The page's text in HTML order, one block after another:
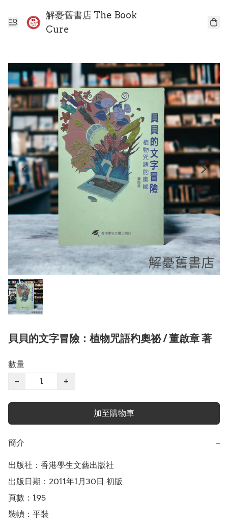
解憂舊書店 The Book
Cure
貝貝的文字冒險：植物咒語䄪奧祕 / 董啟章 著
數量
−
+
加至購物車
簡介 −
出版社：香港學生文藝出版社
出版日期：2011年1月30日 初版
頁數：195
裝幀：平裝